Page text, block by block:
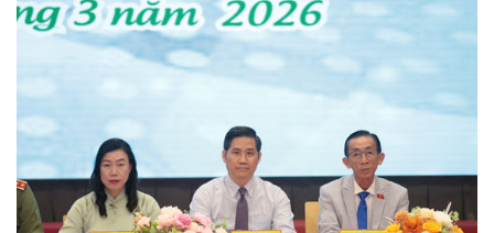
giải pháp cụ thể, xuất phát từ chính “hơi thở” của thực tiễn.